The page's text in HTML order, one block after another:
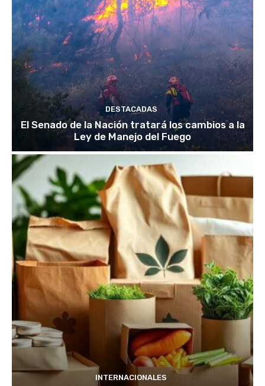
DESTACADAS
El Senado de la Nación tratará los cambios a la
Ley de Manejo del Fuego
INTERNACIONALES